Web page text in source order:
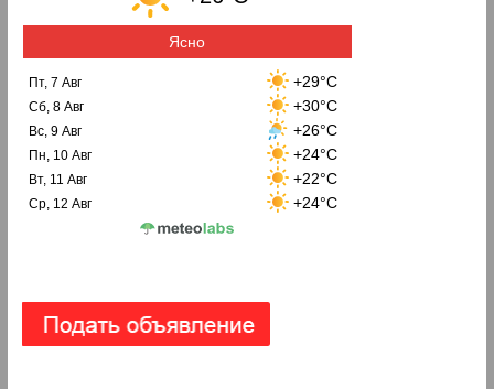
Ясно
Пт, 7 Авг +29°C
Сб, 8 Авг +30°C
Вс, 9 Авг +26°C
Пн, 10 Авг +24°C
Вт, 11 Авг +22°C
Ср, 12 Авг +24°C